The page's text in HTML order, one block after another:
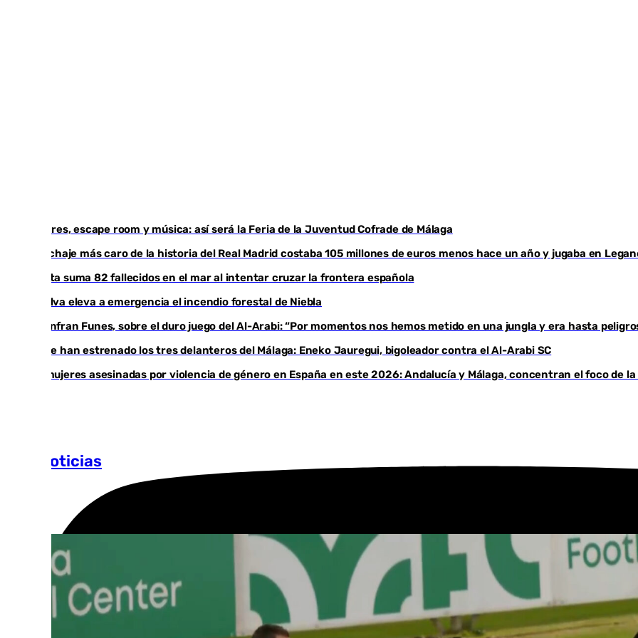
Youtube
Talleres, escape room y música: así será la Feria de la Juventud Cofrade de Málaga
El fichaje más caro de la historia del Real Madrid costaba 105 millones de euros menos hace un año y jugaba en
Ceuta suma 82 fallecidos en el mar al intentar cruzar la frontera española
Huelva eleva a emergencia el incendio forestal de Niebla
Juanfran Funes, sobre el duro juego del Al-Arabi: “Por momentos nos hemos metido en una jungla y era hasta
Ya se han estrenado los tres delanteros del Málaga: Eneko Jauregui, bigoleador contra el Al-Arabi SC
35 mujeres asesinadas por violencia de género en España en este 2026: Andalucía y Málaga, concentran el foco de
Más noticias